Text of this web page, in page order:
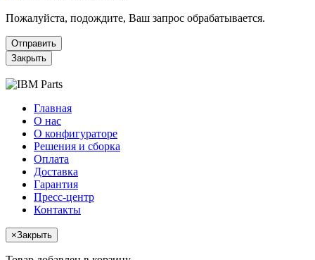
Пожалуйста, подождите, Ваш запрос обрабатывается.
Отправить
Закрыть
Главная
О нас
О конфигураторе
Решения и сборка
Оплата
Доставка
Гарантия
Пресс-центр
Контакты
×Закрыть